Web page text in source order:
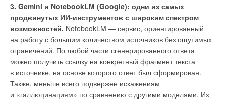
3. Gemini и NotebookLM (Google): одни из самых
продвинутых ИИ-инструментов с широким спектром
возможностей. NotebookLM — сервис, ориентированный
на работу с большим количеством источников без ощутимых
ограничений. По любой части сгенерированного ответа
можно получить ссылку на конкретный фрагмент текста
в источнике, на основе которого ответ был сформирован.
Также, меньше всего подвержен искажениям
и «галлюцинациям» по сравнению с другими моделями. Из
Строительство акведуков было сопряжено со значительными
трудностями и обычно занимало десятки лет
с использованием труда тысяч рабов. При проектировании
учитывались не только протяжённость маршрута, но
и необходимость преодоления неровностей рельефа,
горных хребтов и долин. Основным принципом
функционирования акведука стало использование силы
тяжести: вода поступала по каналу с едва заметным